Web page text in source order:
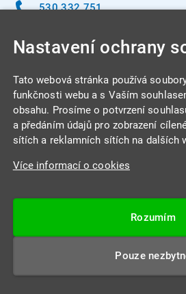
530 332 751
INTEGRA CENTRUM s.r.o.
Jabloňová 662/7
Datová schránka: 4beca6d
Nastavení ochrany
Tato webová stránka používá
funkčnosti webu a s Vaším
obsahu. Prosíme o potvrzení
a předáním údajů pro zobrazení
sítích a reklamních sítích na dalších
Více informací o cookies
Rozumím
Pouze